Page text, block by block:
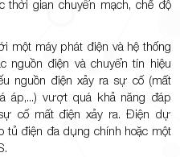
gian chuyển mạch, chế độ
một máy phát điện và hệ thống
nguồn điện và chuyển tín hiệu
nguồn điện xảy ra sự cố (mất
áp,...) vượt quá khả năng đáp
cố mất điện xảy ra. Điện dự
tủ điện đa dụng chính hoặc một